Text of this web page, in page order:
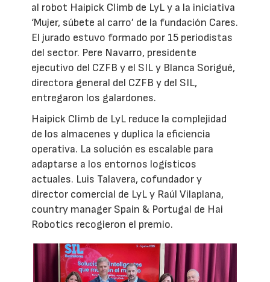
al robot Haipick Climb de LyL y a la iniciativa
‘Mujer, súbete al carro’ de la fundación Cares.
El jurado estuvo formado por 15 periodistas
del sector. Pere Navarro, presidente
ejecutivo del CZFB y el SIL y Blanca Sorigué,
directora general del CZFB y del SIL,
entregaron los galardones.
Haipick Climb de LyL reduce la complejidad
de los almacenes y duplica la eficiencia
operativa. La solución es escalable para
adaptarse a los entornos logísticos
actuales. Luis Talavera, cofundador y
director comercial de LyL y Raúl Vilaplana,
country manager Spain & Portugal de Hai
Robotics recogieron el premio.